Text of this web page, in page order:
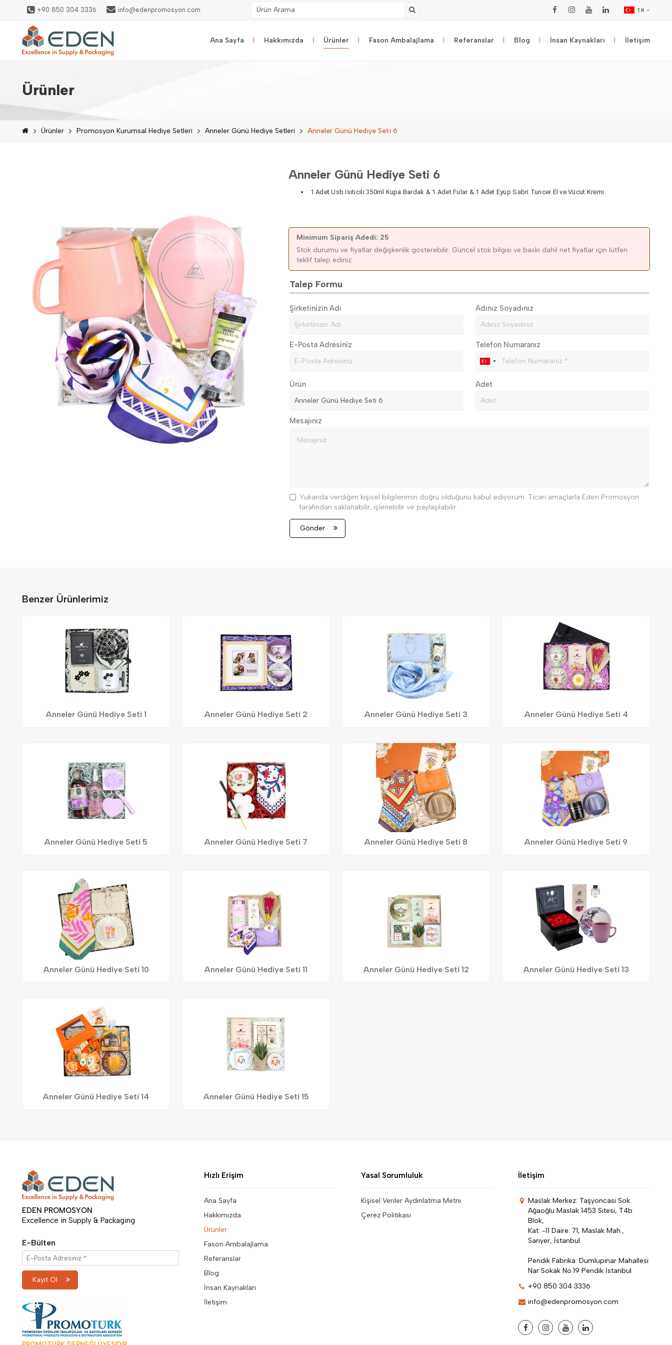
+90 850 304 3336 info@edenpromosyon.com TR
Ana Sayfa Hakkımızda Ürünler Fason Ambalajlama Referanslar Blog İnsan Kaynakları İletişim
Ürünler
Ürünler Promosyon Kurumsal Hediye Setleri Anneler Günü Hediye Setleri Anneler Günü Hediye Seti 6
Anneler Günü Hediye Seti 6
1 Adet Usb Isıtıcılı 350ml Kupa Bardak & 1 Adet Fular & 1 Adet Eyüp Sabri Tuncer El ve Vücut Kremi
Minimum Sipariş Adedi: 25
Stok durumu ve fiyatlar değişkenlik gösterebilir. Güncel stok bilgisi ve baskı dahil net fiyatlar için lütfen
teklif talep ediniz.
Talep Formu
Şirketinizin Adı Adınız Soyadınız
E-Posta Adresiniz Telefon Numaranız
Ürün Adet
Mesajınız
Yukarıda verdiğim kişisel bilgilerimin doğru olduğunu kabul ediyorum. Ticari amaçlarla Eden Promosyon
tarafından saklanabilir, işlenebilir ve paylaşılabilir.
Gönder
Benzer Ürünlerimiz
Anneler Günü Hediye Seti 1 Anneler Günü Hediye Seti 2 Anneler Günü Hediye Seti 3 Anneler Günü Hediye Seti 4
Anneler Günü Hediye Seti 5 Anneler Günü Hediye Seti 7 Anneler Günü Hediye Seti 8 Anneler Günü Hediye Seti 9
Anneler Günü Hediye Seti 10 Anneler Günü Hediye Seti 11 Anneler Günü Hediye Seti 12 Anneler Günü Hediye Seti 13
Anneler Günü Hediye Seti 14 Anneler Günü Hediye Seti 15
EDEN PROMOSYON
Excellence in Supply & Packaging
E-Bülten
Kayıt Ol
Hızlı Erişim
Ana Sayfa
Hakkımızda
Ürünler
Fason Ambalajlama
Referanslar
Blog
İnsan Kaynakları
İletişim
Yasal Sorumluluk
Kişisel Veriler Aydınlatma Metni
Çerez Politikası
İletişim
Maslak Merkez: Taşyoncası Sok.
Ağaoğlu Maslak 1453 Sitesi, T4b
Blok,
Kat: -11 Daire: 71, Maslak Mah.,
Sarıyer, İstanbul
Pendik Fabrika: Dumlupınar Mahallesi
Nar Sokak No.19 Pendik İstanbul
+90 850 304 3336
info@edenpromosyon.com